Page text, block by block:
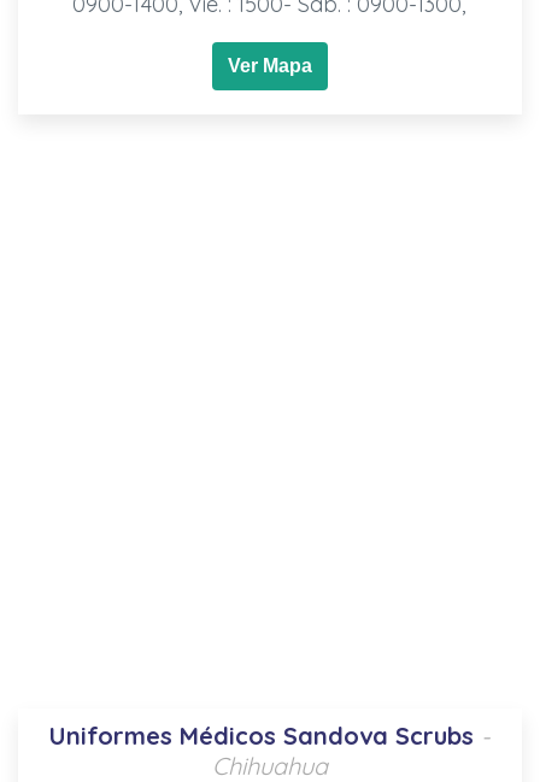
Ver Mapa
Uniformes Médicos Sandova Scrubs -
Chihuahua